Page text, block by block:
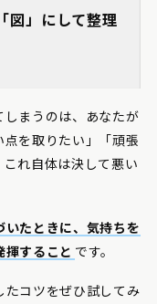
図」にして整理
まうのは、あなたが
を取りたい」「頑張
れ自体は決して悪い
たときに、気持ちを
すること です。
コツをぜひ試してみ